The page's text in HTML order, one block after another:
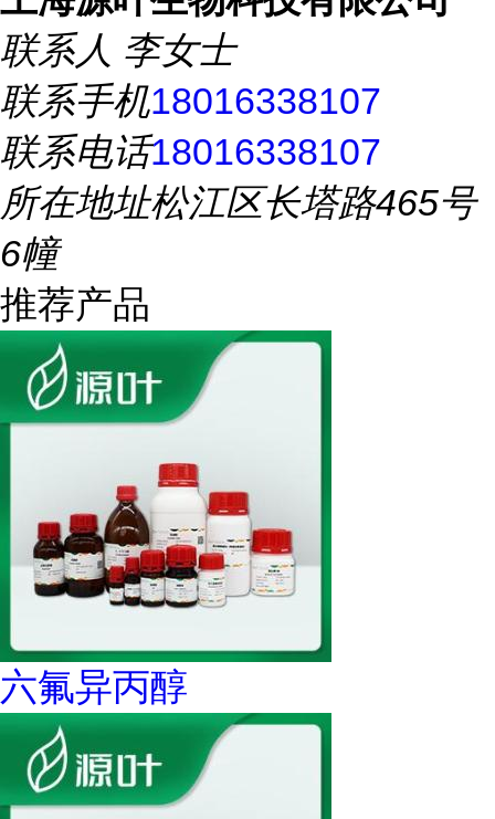
联系人 李女士
联系手机18016338107
联系电话18016338107
所在地址松江区长塔路465号
6幢
推荐产品
六氟异丙醇